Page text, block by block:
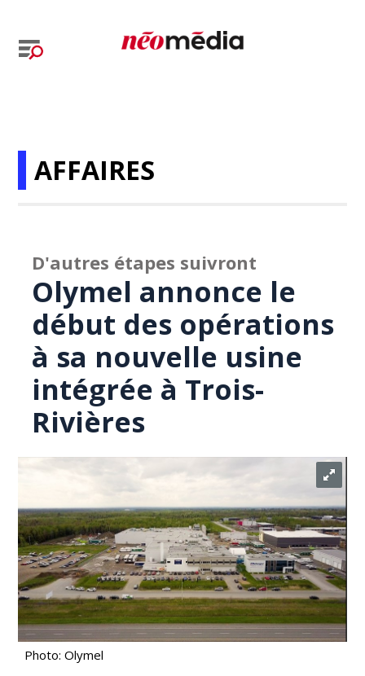
AFFAIRES
D'autres étapes suivront
Olymel annonce le
début des opérations
à sa nouvelle usine
intégrée à Trois-
Rivières
Photo: Olymel